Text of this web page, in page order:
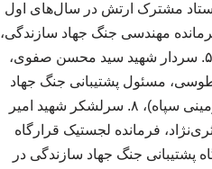
رئیس ستاد مشترک ارتش در سال‌های اول
سپاه، ۳. شهید مهندس رضوی، فرمانده مهندسی جنگ جهاد سازندگی،
۴. سرلشکر شهید نامجو، نماینده حضرت امام(ره) در شورای عالی دفاع و وزیر دفاع، ۵. سردار شهید سید محسن صفوی،
سپاه، ۶. شهید مهندس طرح‌چی طوسی، مسئول پشتیبانی جنگ جهاد
سازندگی در جنوب، ۷. سردار شهید شوکت‌پور (فرمانده لجستیک شمال غرب نیروی زمینی سپاه)، ۸. سرلشکر شهید امیر
رئیس ستاد مشترک ارتش، ۹. سردار شهید اثری‌نژاد، فرمانده لجستیک قرارگاه
فرمانده قرارگاه پشتیبانی جنگ جهاد سازندگی در